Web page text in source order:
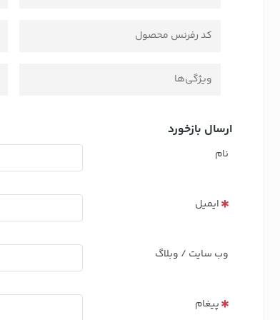
کد رفرنس محصول
ویژگی‌ها
ارسال بازخورد
نام
ایمیل
وب سایت / وبلاگ
پیغام